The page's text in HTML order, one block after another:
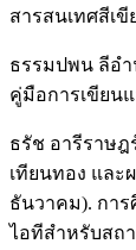
สารสนเทศสีเขี
ธรรมปพน ลีอำ
คู่มือการเขียน
ธรัช อารีราษฎ
เทียนทอง และ
ธันวาคม). กา
ไอทีสำหรับสถ